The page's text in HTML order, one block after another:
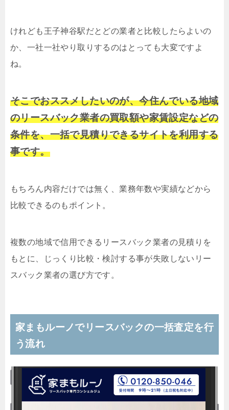
けれども王子神谷駅だとどの業者と比較したらよいの
か、一社一社やり取りするのはとっても大変ですよ
ね。
そこでおススメしたいのが、今住んでいる地域
のリースバック業者の買取額や家賃設定などの
条件を、一括で見積りできるサイトを利用する
事です。
もちろん内容だけでは無く、業務年数や実績などから
比較できるのもポイント。
複数の地域で信用できるリースバック業者の見積りを
もとに、じっくり比較・検討する事が失敗しないリー
スバック業者の選び方です。
家まもルーノでリースバックの一括査定を行
う流れ